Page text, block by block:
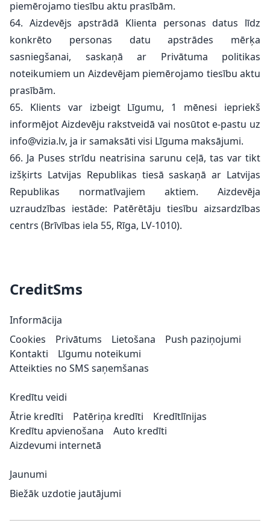
piemērojamo tiesību aktu prasībām.
64. Aizdevējs apstrādā Klienta personas datus līdz
konkrēto personas datu apstrādes mērķa
sasniegšanai, saskaņā ar Privātuma politikas
noteikumiem un Aizdevējam piemērojamo tiesību aktu
prasībām.
65. Klients var izbeigt Līgumu, 1 mēnesi iepriekš
informējot Aizdevēju rakstveidā vai nosūtot e-pastu uz
info@vizia.lv, ja ir samaksāti visi Līguma maksājumi.
66. Ja Puses strīdu neatrisina sarunu ceļā, tas var tikt
izšķirts Latvijas Republikas tiesā saskaņā ar Latvijas
Republikas normatīvajiem aktiem. Aizdevēja
uzraudzības iestāde: Patērētāju tiesību aizsardzības
centrs (Brīvības iela 55, Rīga, LV-1010).
CreditSms
Informācija
Cookies
Privātums Lietošana
Push paziņojumi
Kontakti
Līgumu noteikumi
Atteikties no SMS saņemšanas
Kredītu veidi
Ātrie kredīti
Patēriņa kredīti
Kredītlīnijas
Kredītu apvienošana
Auto kredīti
Aizdevumi internetā
Jaunumi
Biežāk uzdotie jautājumi